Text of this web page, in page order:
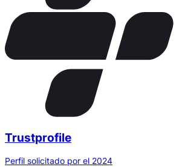
Trustprofile
Perfil solicitado por el 2024